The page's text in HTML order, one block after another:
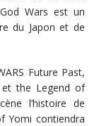
Wars est un
du Japon et de
Future Past,
et the Legend of
l’histoire de
Yomi contiendra